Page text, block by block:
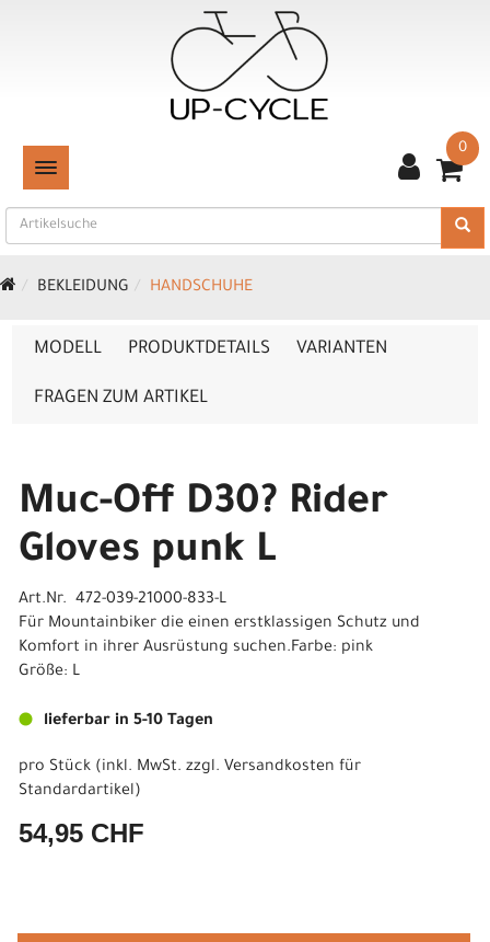
TOGGLE NAVIGATION
0
BEKLEIDUNG HANDSCHUHE
MODELL PRODUKTDETAILS VARIANTEN
FRAGEN ZUM ARTIKEL
Muc-Off D30? Rider
Gloves punk L
Art.Nr. 472-039-21000-833-L
Für Mountainbiker die einen erstklassigen Schutz und
Komfort in ihrer Ausrüstung suchen.Farbe: pink
Größe: L
lieferbar in 5-10 Tagen
pro Stück (inkl. MwSt. zzgl. Versandkosten für
Standardartikel)
54,95 CHF